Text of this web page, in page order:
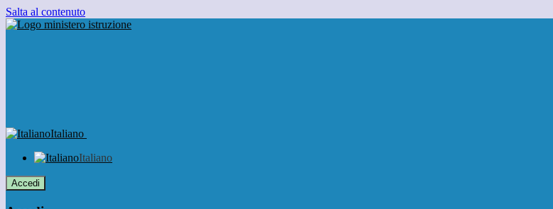
Salta al contenuto
Italiano
Italiano
Accedi